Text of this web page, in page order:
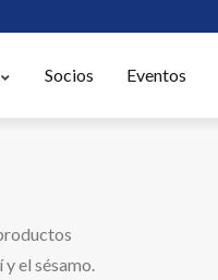
Socios Eventos
el sésamo.